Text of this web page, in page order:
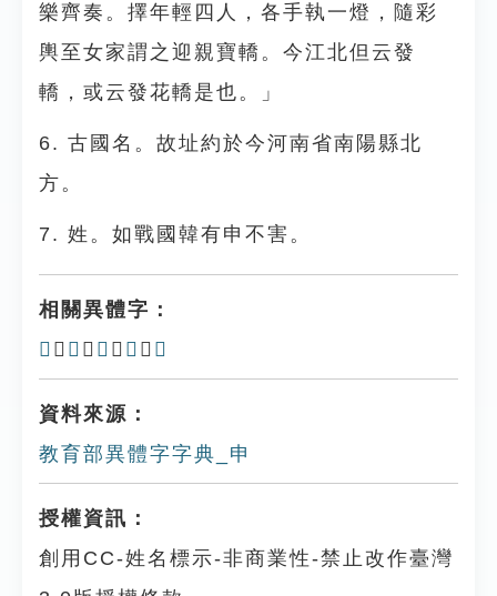
樂齊奏。擇年輕四人，各手執一燈，隨彩
輿至女家謂之迎親寶轎。今江北但云發
轎，或云發花轎是也。」
6. 古國名。故址約於今河南省南陽縣北
方。
7. 姓。如戰國韓有申不害。
相關異體字：
𠭜 、 𠭙 、 𢑚 、 𦥔 、 𦦀
資料來源：
教育部異體字字典_申
授權資訊：
創用CC-姓名標示-非商業性-禁止改作臺灣